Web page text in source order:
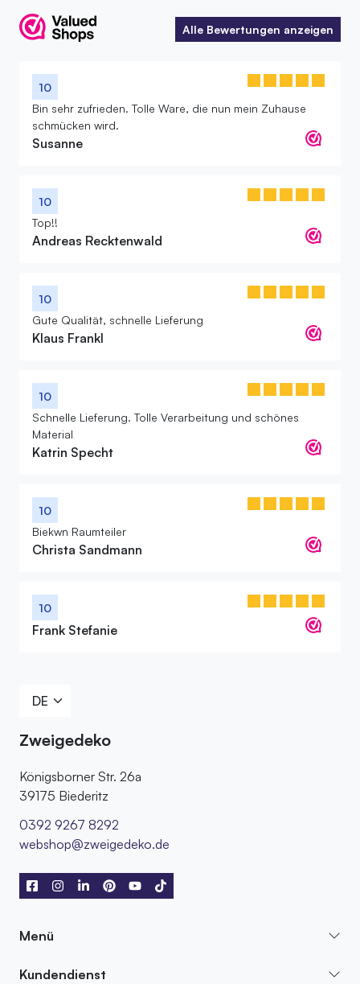
Alle Bewertungen anzeigen
Alle Bewertungen anzeigen
10
Bin sehr zufrieden. Tolle Ware, die nun mein Zuhause
schmücken wird.
Susanne
10
Top!!
Andreas Recktenwald
10
Gute Qualität, schnelle Lieferung
Klaus Frankl
10
Schnelle Lieferung. Tolle Verarbeitung und schönes
Material
Katrin Specht
10
Biekwn Raumteiler
Christa Sandmann
10
Frank Stefanie
Zweigedeko
Königsborner Str. 26a
39175 Biederitz
0392 9267 8292
webshop@zweigedeko.de
Menü
Kundendienst